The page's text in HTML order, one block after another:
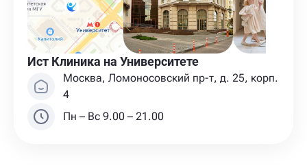
Ист Клиника на Университете
Москва, Ломоносовский пр-т, д. 25, корп.
4
Пн – Вс 9.00 – 21.00